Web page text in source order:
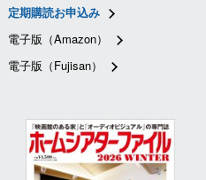
定期購読お申込み
電子版（Amazon）
電子版（Fujisan）